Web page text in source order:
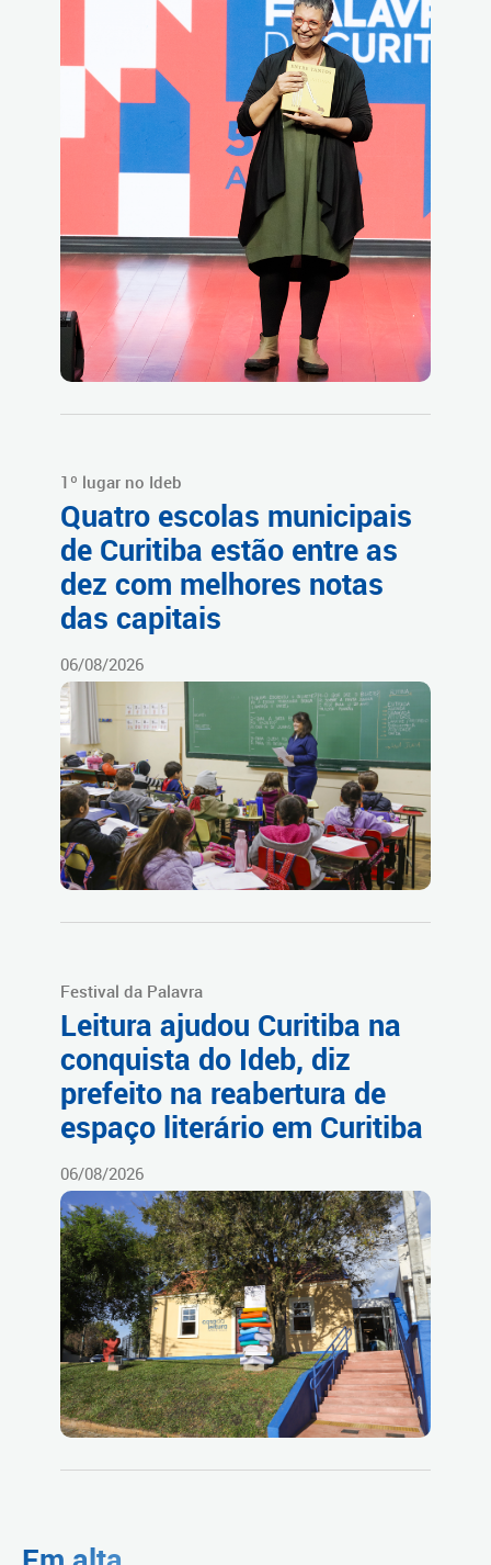
1º lugar no Ideb
Quatro escolas municipais
de Curitiba estão entre as
dez com melhores notas
das capitais
06/08/2026
Festival da Palavra
Leitura ajudou Curitiba na
conquista do Ideb, diz
prefeito na reabertura de
espaço literário em Curitiba
06/08/2026